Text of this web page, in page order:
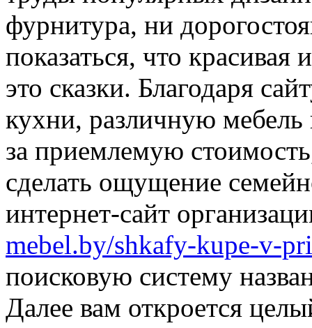
фурнитура, ни
показаться, что
это сказки. Благодаря
кухни, различную
за приемлемую
сделать ощущение
интернет-сайт
mebel.by/shkafy-kupe-v-
поисковую систему
Далее вам откроется